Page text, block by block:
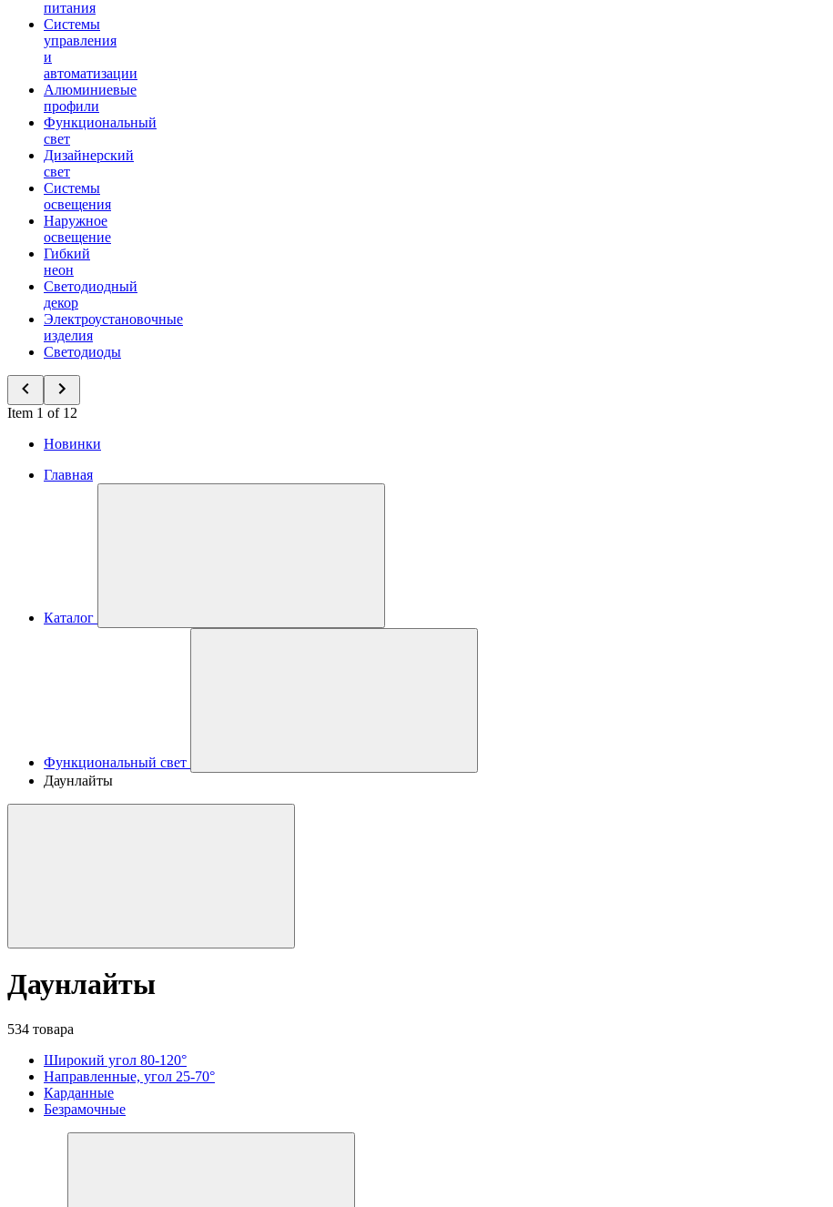
питания
Системы
управления
и
автоматизации
Алюминиевые
профили
Функциональный
свет
Дизайнерский
свет
Системы
освещения
Наружное
освещение
Гибкий
неон
Светодиодный
декор
Электроустановочные
изделия
Светодиоды
Item 1 of 12
Новинки
Главная
Каталог
Функциональный свет
Даунлайты
Даунлайты
534 товара
Широкий угол 80-120°
Направленные, угол 25-70°
Карданные
Безрамочные